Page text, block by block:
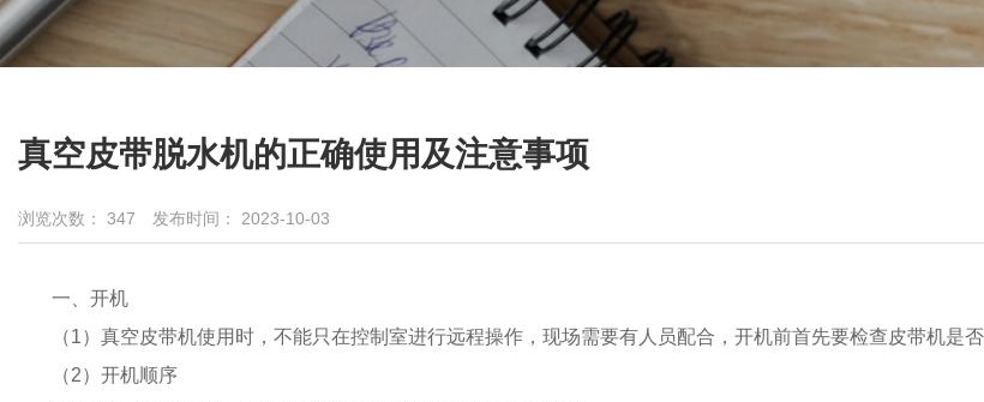
真空皮带脱水机的正确使用及注意事项
浏览次数： 347 发布时间： 2023-10-03
一、开机
（1）真空皮带机使用时，不能只在控制室进行远程操作，现场需要有人员配合，开机前首先要检查皮带机是
（2）开机顺序